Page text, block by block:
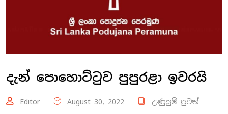
දැන් පොහොට්ටුව පුපුරළා ඉවරයි
Editor August 30, 2022 උණුසුම් පුවත්